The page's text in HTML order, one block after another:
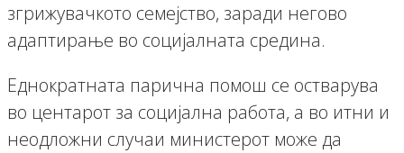
згрижувачкото семејство, заради негово
адаптирање во социјалната средина.
Еднократната парична помош се остварува
во центарот за социјална работа, а во итни и
неодложни случаи министерот може да